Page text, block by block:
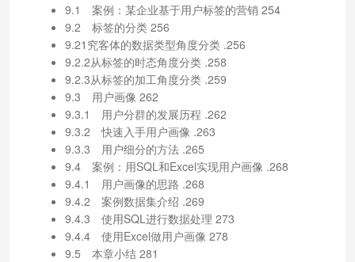
9.1 案例：某企业基于用户标签的营销 254
9.2 标签的分类 256
9.21究客体的数据类型角度分类 .256
9.2.2从标签的时态角度分类 .258
9.2.3从标签的加工角度分类 .259
9.3 用户画像 262
9.3.1 用户分群的发展历程 .262
9.3.2 快速入手用户画像 .263
9.3.3 用户细分的方法 .265
9.4 案例：用SQL和Excel实现用户画像 .268
9.4.1 用户画像的思路 .268
9.4.2 案例数据集介绍 .269
9.4.3 使用SQL进行数据处理 273
9.4.4 使用Excel做用户画像 278
9.5 本章小结 281